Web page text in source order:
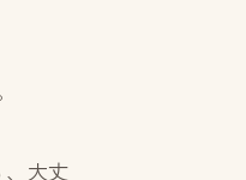
大丈